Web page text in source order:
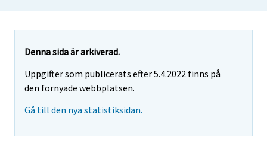
Denna sida är arkiverad.
Uppgifter som publicerats efter 5.4.2022 finns på
den förnyade webbplatsen.
Gå till den nya statistiksidan.